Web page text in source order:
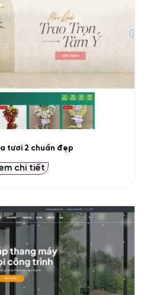
tươi 2 chuẩn đẹp
chi tiết